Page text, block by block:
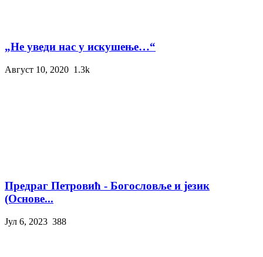
„Не уведи нас у искушење…“
Август 10, 2020 1.3k
Предраг Петровић - Богословље и језик
(Основе...
Јул 6, 2023 388